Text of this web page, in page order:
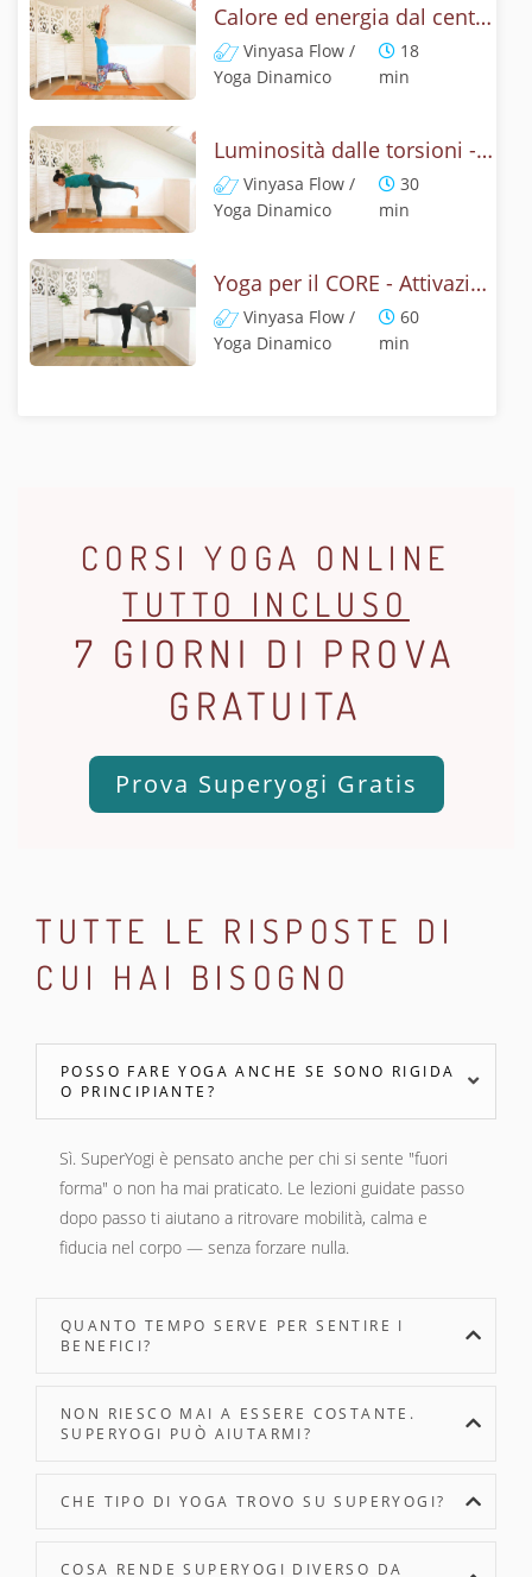
Calore ed energia dal centro - Vinyasa core
Vinyasa Flow /
Yoga Dinamico
18
min
Luminosità dalle torsioni - Yoga dinamico
Vinyasa Flow /
Yoga Dinamico
30
min
Yoga per il CORE - Attivazione dal centro
Vinyasa Flow /
Yoga Dinamico
60
min
CORSI YOGA ONLINE
TUTTO INCLUSO
7 GIORNI DI PROVA
GRATUITA
Prova Superyogi Gratis
TUTTE LE RISPOSTE DI
CUI HAI BISOGNO
POSSO FARE YOGA ANCHE SE SONO RIGIDA
O PRINCIPIANTE?
Sì. SuperYogi è pensato anche per chi si sente "fuori
forma" o non ha mai praticato. Le lezioni guidate passo
dopo passo ti aiutano a ritrovare mobilità, calma e
fiducia nel corpo — senza forzare nulla.
QUANTO TEMPO SERVE PER SENTIRE I
BENEFICI?
NON RIESCO MAI A ESSERE COSTANTE.
SUPERYOGI PUÒ AIUTARMI?
CHE TIPO DI YOGA TROVO SU SUPERYOGI?
COSA RENDE SUPERYOGI DIVERSO DA